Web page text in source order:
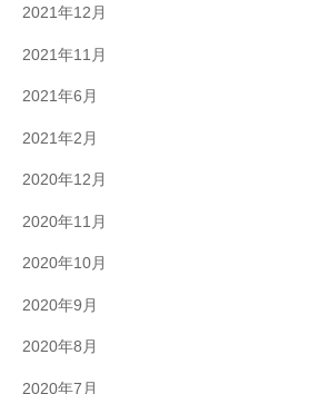
2021年12月
2021年11月
2021年6月
2021年2月
2020年12月
2020年11月
2020年10月
2020年9月
2020年8月
2020年7月